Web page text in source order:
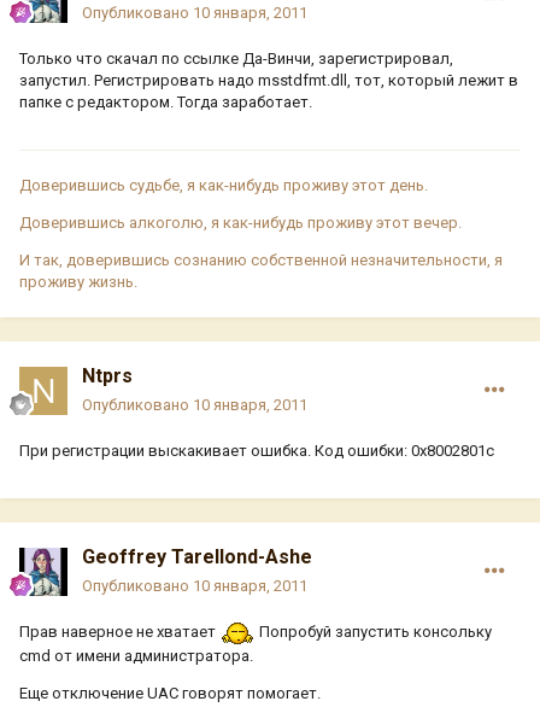
Опубликовано 10 января, 2011
Только что скачал по ссылке Да-Винчи, зарегистрировал,
запустил. Регистрировать надо msstdfmt.dll, тот, который лежит в
папке с редактором. Тогда заработает.
Доверившись судьбе, я как-нибудь проживу этот день.
Доверившись алкоголю, я как-нибудь проживу этот вечер.
И так, доверившись сознанию собственной незначительности, я
проживу жизнь.
Ntprs
Опубликовано 10 января, 2011
При регистрации выскакивает ошибка. Код ошибки: 0x8002801c
Geoffrey Tarellond-Ashe
Опубликовано 10 января, 2011
Прав наверное не хватает
Попробуй запустить консольку
cmd от имени администратора.
Еще отключение UAC говорят помогает.